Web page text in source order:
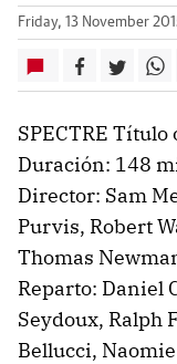
Friday, 13 November
SPECTRE
Duración: 148
Director: Sam
Purvis, Robert
Thomas
Reparto: Daniel
Seydoux, Ralph
Bellucci,